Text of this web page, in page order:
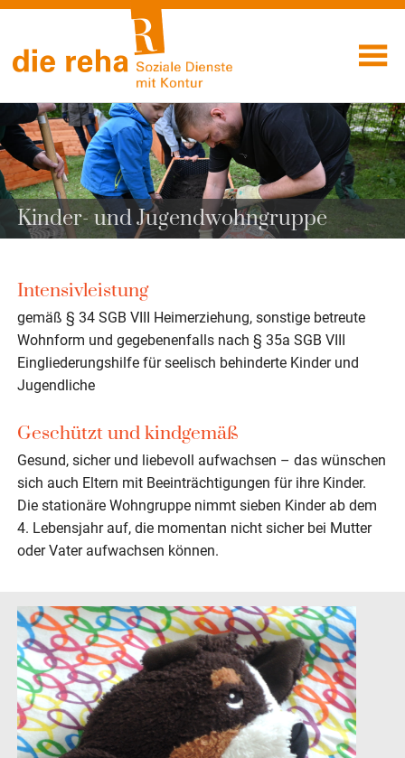
Skip
content
Visuelle
öffnen.
Soziale
Dienste mit
Kontur
Kinder- und Jugendwohngruppe
Intensivleistung
gemäß § 34 SGB VIII Heimerziehung, sonstige betreute
Wohnform und gegebenenfalls nach § 35a SGB VIII
Eingliederungshilfe für seelisch behinderte Kinder und
Jugendliche
Geschützt und kindgemäß
Gesund, sicher und liebevoll aufwachsen – das wünschen
sich auch Eltern mit Beeinträchtigungen für ihre Kinder.
Die stationäre Wohngruppe nimmt sieben Kinder ab dem
4. Lebensjahr auf, die momentan nicht sicher bei Mutter
oder Vater aufwachsen können.